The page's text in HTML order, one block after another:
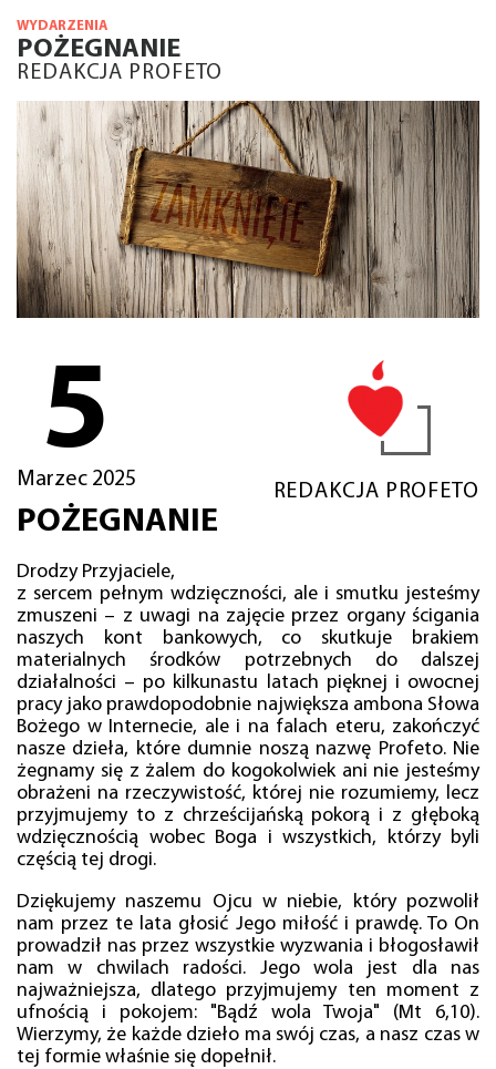
WYDARZENIA
POŻEGNANIE
REDAKCJA PROFETO
5
Marzec 2025
REDAKCJA PROFETO
POŻEGNANIE
Drodzy Przyjaciele,
z sercem pełnym wdzięczności, ale i smutku jesteśmy
zmuszeni – z uwagi na zajęcie przez organy ścigania
naszych kont bankowych, co skutkuje brakiem
materialnych środków potrzebnych do dalszej
działalności – po kilkunastu latach pięknej i owocnej
pracy jako prawdopodobnie największa ambona Słowa
Bożego w Internecie, ale i na falach eteru, zakończyć
nasze dzieła, które dumnie noszą nazwę Profeto. Nie
żegnamy się z żalem do kogokolwiek ani nie jesteśmy
obrażeni na rzeczywistość, której nie rozumiemy, lecz
przyjmujemy to z chrześcijańską pokorą i z głęboką
wdzięcznością wobec Boga i wszystkich, którzy byli
częścią tej drogi.
Dziękujemy naszemu Ojcu w niebie, który pozwolił
nam przez te lata głosić Jego miłość i prawdę. To On
prowadził nas przez wszystkie wyzwania i błogosławił
nam w chwilach radości. Jego wola jest dla nas
najważniejsza, dlatego przyjmujemy ten moment z
ufnością i pokojem: "Bądź wola Twoja" (Mt 6,10).
Wierzymy, że każde dzieło ma swój czas, a nasz czas w
tej formie właśnie się dopełnił.